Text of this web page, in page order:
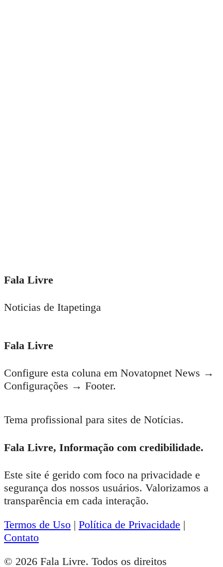
Fala Livre
Noticias de Itapetinga
Fala Livre
Configure esta coluna em Novatopnet News →
Configurações → Footer.
Tema profissional para sites de Notícias.
Fala Livre, Informação com credibilidade.
Este site é gerido com foco na privacidade e
segurança dos nossos usuários. Valorizamos a
transparência em cada interação.
Termos de Uso | Política de Privacidade |
Contato
© 2026 Fala Livre. Todos os direitos